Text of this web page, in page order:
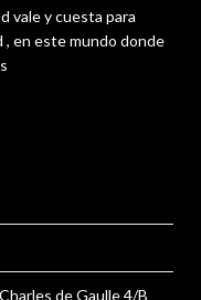
vale y cuesta para
, en este mundo donde
de Gaulle 4/B